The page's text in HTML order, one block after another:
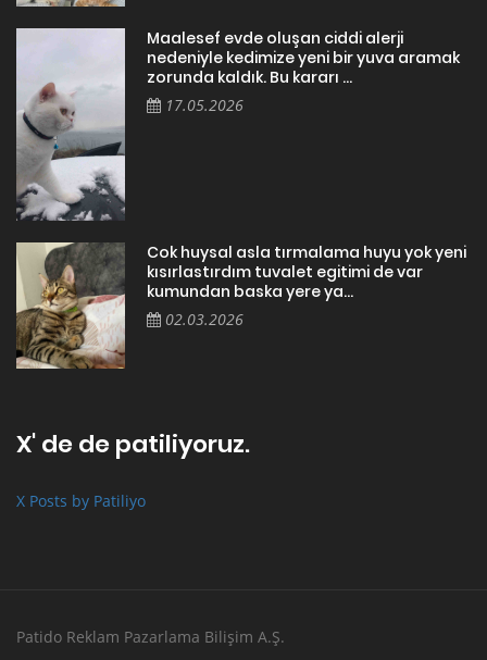
Maalesef evde oluşan ciddi alerji
nedeniyle kedimize yeni bir yuva aramak
zorunda kaldık. Bu kararı ...
17.05.2026
Cok huysal asla tırmalama huyu yok yeni
kısırlastırdım tuvalet egitimi de var
kumundan baska yere ya...
02.03.2026
X' de de patiliyoruz.
X Posts by Patiliyo
Patido Reklam Pazarlama Bilişim A.Ş.